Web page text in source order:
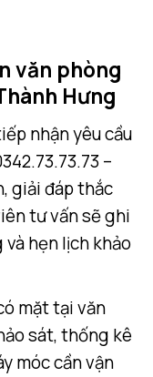
văn phòng
Hưng
nhận yêu cầu
–
giải đáp thắc
tư vấn sẽ ghi
hẹn lịch khảo
mặt tại văn
sát, thống kê
móc cần vận